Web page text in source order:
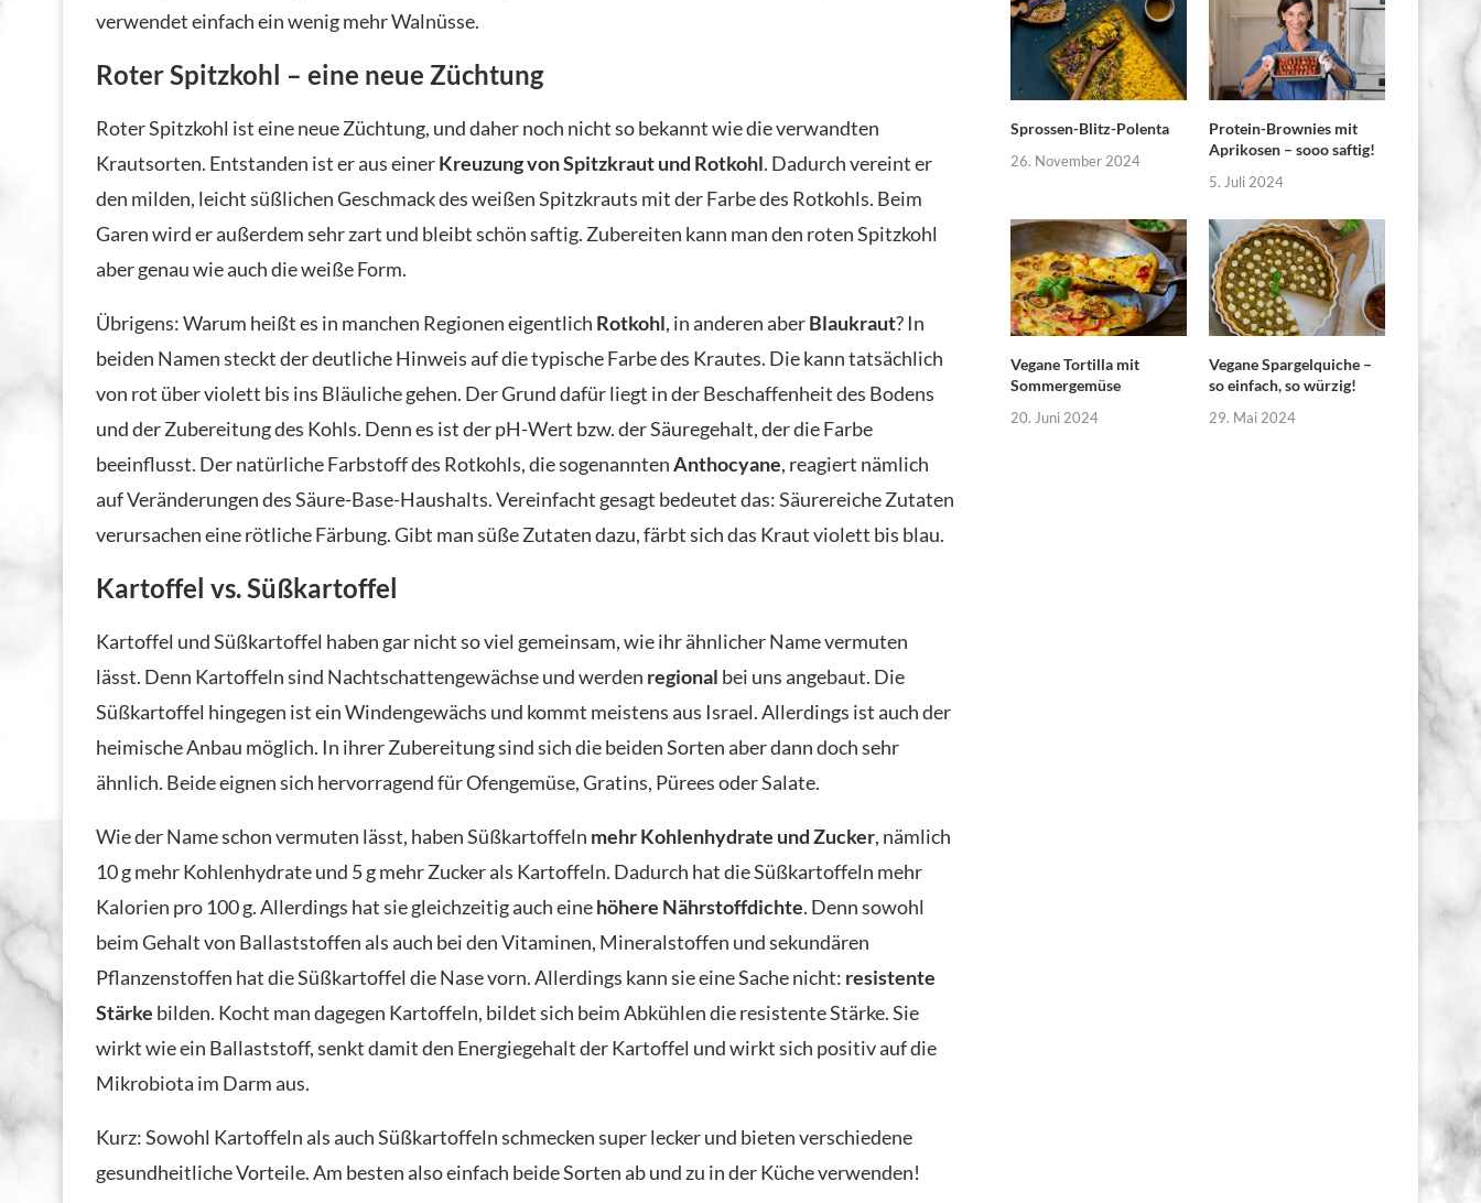
verwendet einfach ein wenig mehr Walnüsse.
Roter Spitzkohl – eine neue Züchtung
Roter Spitzkohl ist eine neue Züchtung, und daher noch nicht so bekannt wie die verwandten
Krautsorten. Entstanden ist er aus einerKreuzung von Spitzkraut und Rotkohl. Dadurch vereint er
den milden, leicht süßlichen Geschmack des weißen Spitzkrauts mit der Farbe des Rotkohls. Beim
Garen wird er außerdem sehr zart und bleibt schön saftig. Zubereiten kann man den roten Spitzkohl
aber genau wie auch die weiße Form.
Übrigens: Warum heißt es in manchen Regionen eigentlich Rotkohl, in anderen aberBlaukraut? In
beiden Namen steckt der deutliche Hinweis auf die typische Farbe des Krautes. Die kann tatsächlich
von rot über violett bis ins Bläuliche gehen. Der Grund dafür liegt in der Beschaffenheit des Bodens
und der Zubereitung des Kohls. Denn es ist der pH-Wert bzw. der Säuregehalt, der die Farbe
beeinflusst. Der natürliche Farbstoff des Rotkohls, die sogenanntenAnthocyane, reagiert nämlich
auf Veränderungen des Säure-Base-Haushalts. Vereinfacht gesagt bedeutet das: Säurereiche Zutaten
verursachen eine rötliche Färbung. Gibt man süße Zutaten dazu, färbt sich das Kraut violett bis blau.
Kartoffel vs. Süßkartoffel
Kartoffel und Süßkartoffel haben gar nicht so viel gemeinsam, wie ihr ähnlicher Name vermuten
lässt. Denn Kartoffeln sind Nachtschattengewächse und werden regional bei uns angebaut. Die
Süßkartoffel hingegen ist ein Windengewächs und kommt meistens aus Israel. Allerdings ist auch der
heimische Anbau möglich. In ihrer Zubereitung sind sich die beiden Sorten aber dann doch sehr
ähnlich. Beide eignen sich hervorragend für Ofengemüse, Gratins, Pürees oder Salate.
Wie der Name schon vermuten lässt, haben Süßkartoffeln mehr Kohlenhydrate und Zucker, nämlich
10 g mehr Kohlenhydrate und 5 g mehr Zucker als Kartoffeln. Dadurch hat die Süßkartoffeln mehr
Kalorien pro 100 g. Allerdings hat sie gleichzeitig auch einehöhere Nährstoffdichte. Denn sowohl
beim Gehalt von Ballaststoffen als auch bei den Vitaminen, Mineralstoffen und sekundären
Pflanzenstoffen hat die Süßkartoffel die Nase vorn. Allerdings kann sie eine Sache nicht: resistente
Stärke bilden. Kocht man dagegen Kartoffeln, bildet sich beim Abkühlen die resistente Stärke. Sie
wirkt wie ein Ballaststoff, senkt damit den Energiegehalt der Kartoffel und wirkt sich positiv auf die
Mikrobiota im Darm aus.
Kurz: Sowohl Kartoffeln als auch Süßkartoffeln schmecken super lecker und bieten verschiedene
gesundheitliche Vorteile. Am besten also einfach beide Sorten ab und zu in der Küche verwenden!
Sprossen-Blitz-Polenta
26. November 2024
Protein-Brownies mit
Aprikosen – sooo saftig!
5. Juli 2024
Vegane Tortilla mit
Sommergemüse
20. Juni 2024
Vegane Spargelquiche –
so einfach, so würzig!
29. Mai 2024